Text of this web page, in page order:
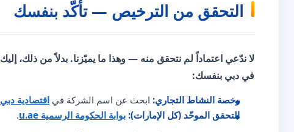
التحقق من الترخيص — تأكّد بنفسك
لا ندّعي اعتماداً لم نتحقق منه — وهذا ما يميّزنا. بدلاً من ذلك، إليك
في دبي بنفسك:
رخصة النشاط التجاري: ابحث عن اسم الشركة في اقتصادية دبي
التحقق الموحّد (كل الإمارات): بوابة الحكومة الرسمية u.ae .